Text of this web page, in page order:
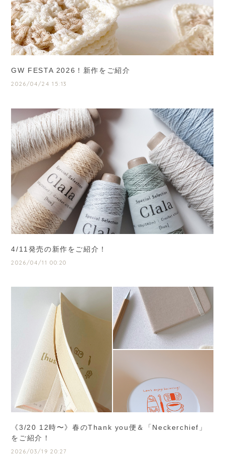
GW FESTA 2026！新作をご紹介
2026/04/24 15:13
4/11発売の新作をご紹介！
2026/04/11 00:20
《3/20 12時〜》春のThank you便＆「Neckerchief」
をご紹介！
2026/03/19 20:27